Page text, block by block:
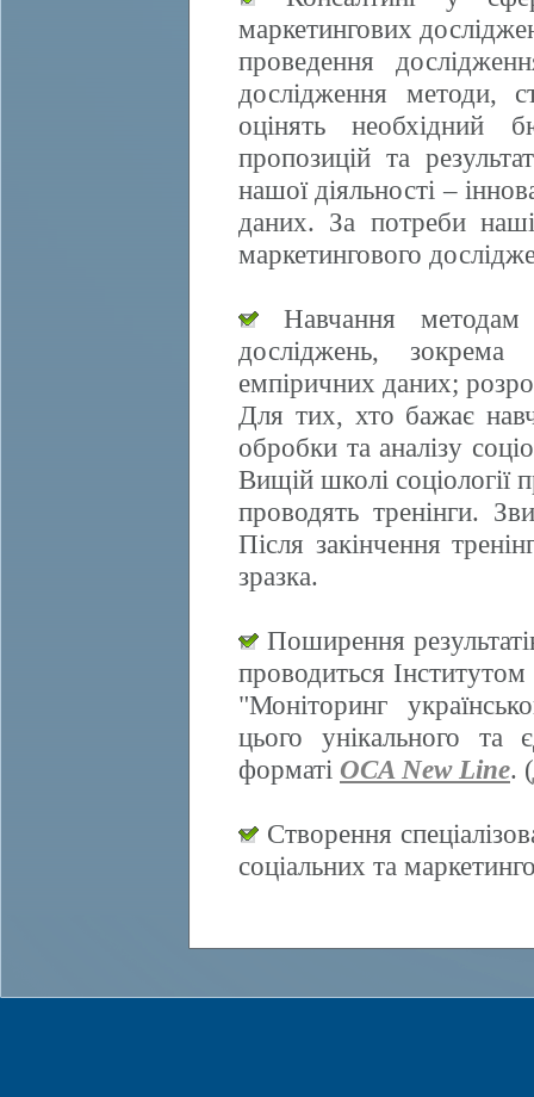
маркетингових
проведення
дослідження методи,
оцінять необхідний
пропозицій та
нашої діяльності –
даних. За потреби
маркетингового
Навчання методам
досліджень, зокрема
емпіричних даних;
Для тих, хто бажає
обробки та аналізу
Вищій школі соціології
проводять тренінги.
Після закінчення
зразка.
Поширення
проводиться Інститутом
"Моніторинг
цього унікального та
форматі OCA New Line. (
Створення
соціальних та